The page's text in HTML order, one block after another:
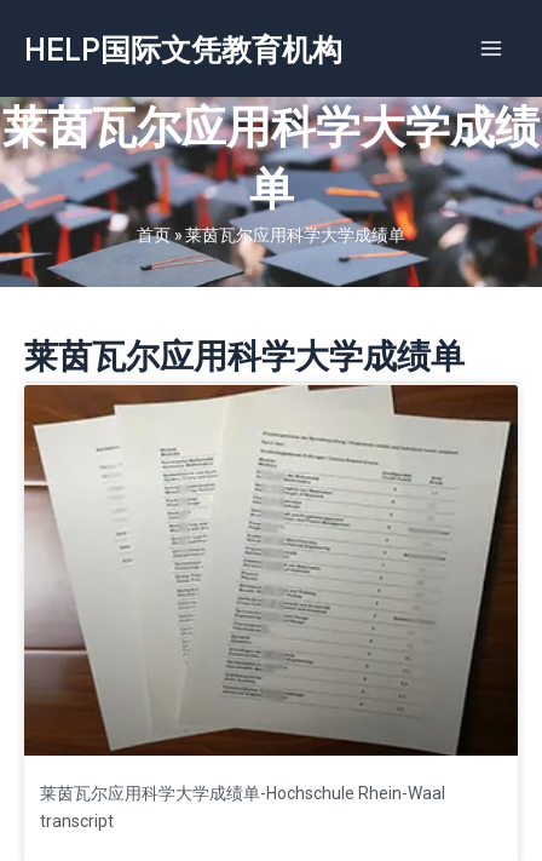
容
HELP国际文凭教育机构
莱茵瓦尔应用科学大学成绩
单
首页»莱茵瓦尔应用科学大学成绩单
莱茵瓦尔应用科学大学成绩单
莱茵瓦尔应用科学大学成绩单-Hochschule Rhein-Waal
transcript